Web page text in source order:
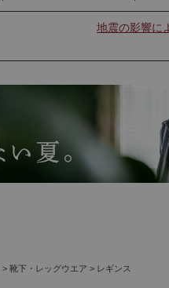
地震の影響に
靴下・レッグウエア レギンス